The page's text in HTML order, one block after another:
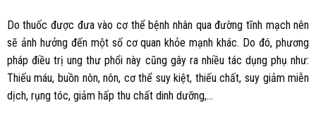
Do thuốc được đưa vào cơ thể bệnh nhân qua đường tĩnh mạch nên
sẽ ảnh hưởng đến một số cơ quan khỏe mạnh khác. Do đó, phương
pháp điều trị ung thư phổi này cũng gây ra nhiều tác dụng phụ như:
Thiếu máu, buồn nôn, nôn, cơ thể suy kiệt, thiếu chất, suy giảm miễn
dịch, rụng tóc, giảm hấp thu chất dinh dưỡng,…